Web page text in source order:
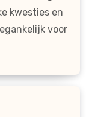
kwesties en
voor